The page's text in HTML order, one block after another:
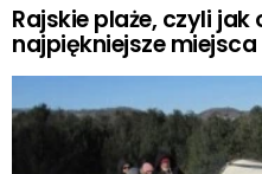
Rajskie plaże, czyli
najpiękniejsze